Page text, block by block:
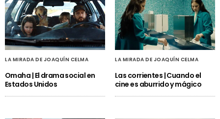
LA MIRADA DE JOAQUÍN CELMA
Omaha | El drama social en
Estados Unidos
LA MIRADA DE JOAQUÍN CELMA
Las corrientes | Cuando el
cine es aburrido y mágico